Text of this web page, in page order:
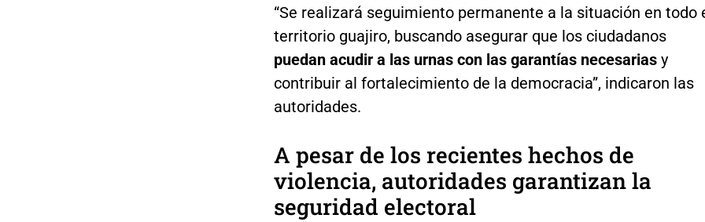
“Se realizará seguimiento permanente a la situación en todo
territorio guajiro, buscando asegurar que los ciudadanos
puedan acudir a las urnas con las garantías necesariasy
contribuir al fortalecimiento de la democracia”, indicaron las
autoridades.
A pesar de los recientes hechos de
violencia, autoridades garantizan la
seguridad electoral